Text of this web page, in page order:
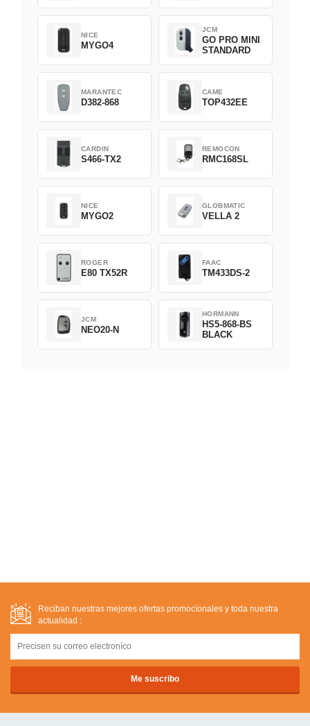
NICE
MYGO4
JCM
GO PRO MINI
STANDARD
MARANTEC
D382-868
CAME
TOP432EE
CARDIN
S466-TX2
REMOCON
RMC168SL
NICE
MYGO2
GLOBMATIC
VELLA 2
ROGER
E80 TX52R
FAAC
TM433DS-2
JCM
NEO20-N
HORMANN
HS5-868-BS
BLACK
Reciban nuestras mejores ofertas promocíonales y toda nuestra
actualidad :